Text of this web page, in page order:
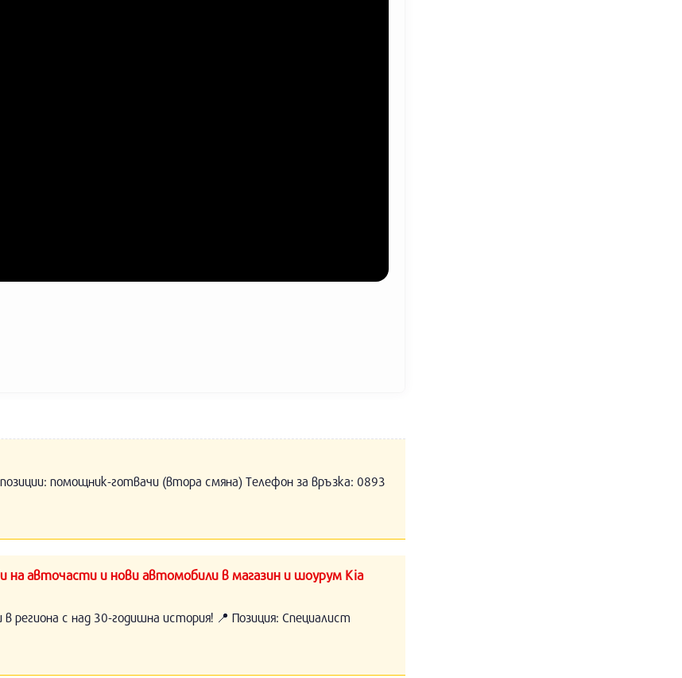
помощник-готвачи (втора смяна) Телефон за връзка: 0893
авточасти и нови автомобили в магазин и шоурум Kia
с над 30-годишна история! 📍 Позиция: Специалист